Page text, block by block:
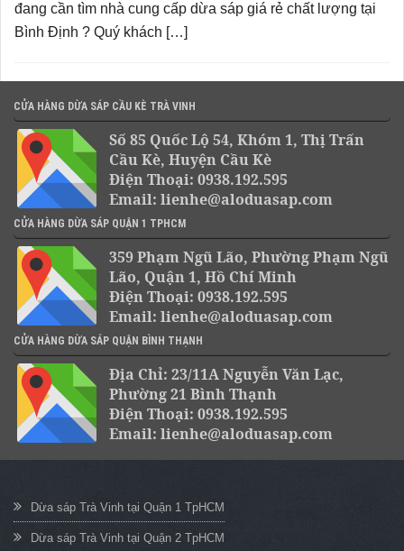
đang cần tìm nhà cung cấp dừa sáp giá rẻ chất lượng tại
Bình Định ? Quý khách […]
CỬA HÀNG DỪA SÁP CẦU KÈ TRÀ VINH
Số 85 Quốc Lộ 54, Khóm 1, Thị Trấn
Cầu Kè, Huyện Cầu Kè
Điện Thoại: 0938.192.595
Email: lienhe@aloduasap.com
CỬA HÀNG DỪA SÁP QUẬN 1 TPHCM
359 Phạm Ngũ Lão, Phường Phạm Ngũ
Lão, Quận 1, Hồ Chí Minh
Điện Thoại: 0938.192.595
Email: lienhe@aloduasap.com
CỬA HÀNG DỪA SÁP QUẬN BÌNH THẠNH
Địa Chỉ: 23/11A Nguyễn Văn Lạc,
Phường 21 Bình Thạnh
Điện Thoại: 0938.192.595
Email: lienhe@aloduasap.com
Dừa sáp Trà Vinh tại Quận 1 TpHCM
Dừa sáp Trà Vinh tại Quận 2 TpHCM